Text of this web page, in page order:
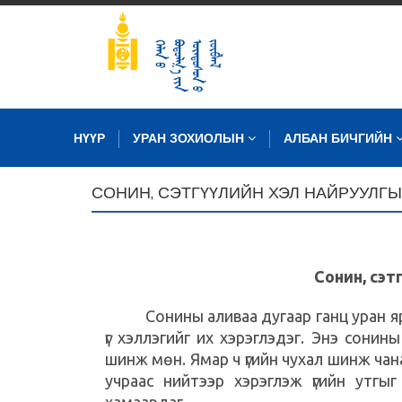
НҮҮР УРАН ЗОХИОЛЫН АЛБАН БИЧГИЙН
СОНИН, СЭТГҮҮЛИЙН ХЭЛ
Сонин,
Сонины аливаа дугаар ганц уран
үг хэллэгийг их хэрэглэдэг. Энэ
шинж мөн. Ямар ч үгийн чухал шинж
учраас нийтээр хэрэглэж үгийн